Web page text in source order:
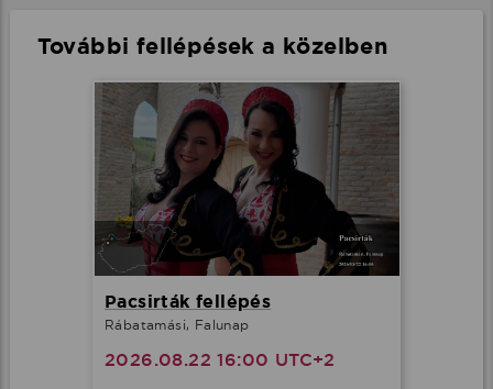
További fellépések a közelben
Pacsirták fellépés
Rábatamási, Falunap
2026.08.22 16:00 UTC+2